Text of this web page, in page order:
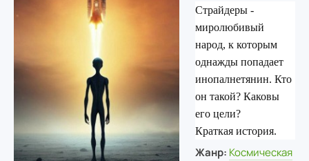
Страйдеры -
миролюбивый
народ, к которым
однажды попадает
инопалнетянин. Кто
он такой? Каковы
его цели?
Краткая история.
Жанр: Космическая